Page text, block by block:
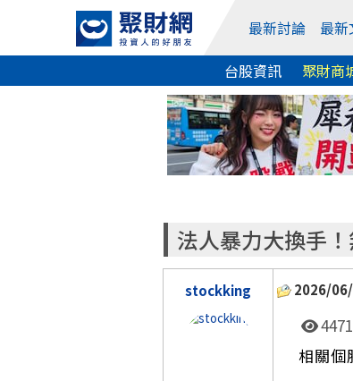
最新討論 最
台股資訊 聚財商
法人暴力大換手
stockking 2026/
4471
相關個